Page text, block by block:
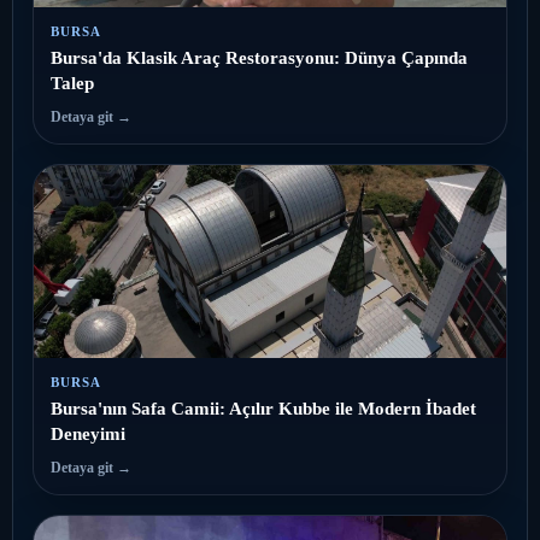
BURSA
Bursa'da Klasik Araç Restorasyonu: Dünya Çapında
Talep
Detaya git →
BURSA
Bursa'nın Safa Camii: Açılır Kubbe ile Modern İbadet
Deneyimi
Detaya git →